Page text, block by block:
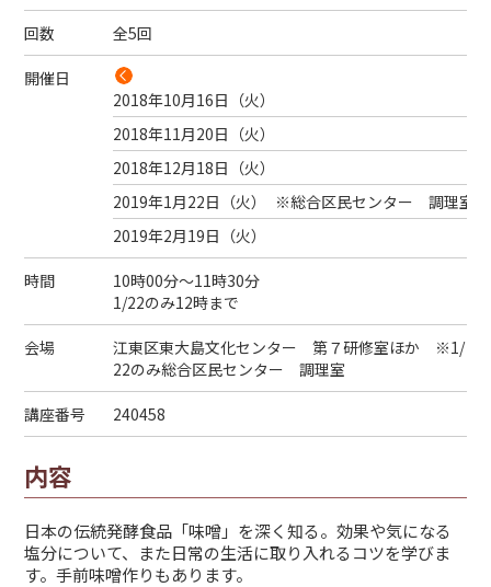
回数 全5回
開催日
2018年10月16日（火）
2018年11月20日（火）
2018年12月18日（火）
2019年1月22日（火）
※総合区民センター 調理室
2019年2月19日（火）
時間
10時00分～11時30分
1/22のみ12時まで
会場
江東区東大島文化センター 第７研修室ほか ※1/
22のみ総合区民センター 調理室
講座番号 240458
内容
日本の伝統発酵食品「味噌」を深く知る。効果や気になる
塩分について、また日常の生活に取り入れるコツを学びま
す。手前味噌作りもあります。